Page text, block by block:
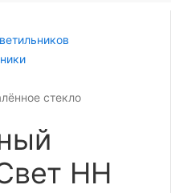
Свет НН ССдП 01
стекло
НН